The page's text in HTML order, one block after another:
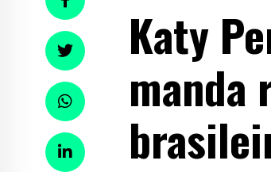
Katy
manda